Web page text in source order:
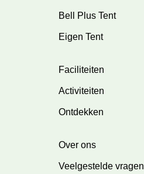
Bell Plus Tent
Eigen Tent
Faciliteiten
Activiteiten
Ontdekken
Over ons
Veelgestelde vragen